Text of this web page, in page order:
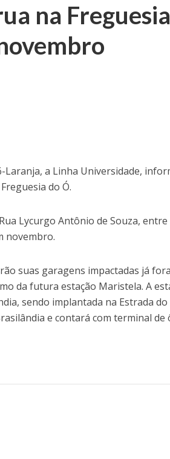
na
a Linha Universidade,
do Ó.
Lycurgo Antônio de Souza,
novembro.
suas garagens impactadas já
da futura estação Maristela. A
sendo implantada na Estrada do
e contará com terminal de